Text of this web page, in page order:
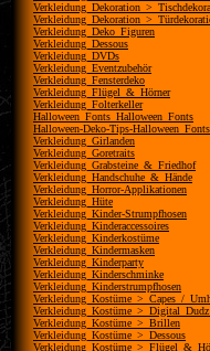
Verkleidung_Deko_Figuren
Verkleidung_Dessous
Verkleidung_DVDs
Verkleidung_Eventzubehör
Verkleidung_Fensterdeko
Verkleidung_Flügel_&_Hörner
Verkleidung_Folterkeller
Halloween_Fonts_Halloween_Fonts
Halloween-Deko-Tips-Halloween_Fonts
Verkleidung_Girlanden
Verkleidung_Goretraits
Verkleidung_Grabsteine_&_Friedhof
Verkleidung_Handschuhe_&_Hände
Verkleidung_Horror-Applikationen
Verkleidung_Hüte
Verkleidung_Kinder-Strumpfhosen
Verkleidung_Kinderaccessoires
Verkleidung_Kinderkostüme
Verkleidung_Kindermasken
Verkleidung_Kinderparty
Verkleidung_Kinderschminke
Verkleidung_Kinderstrumpfhosen
Verkleidung_Kostüme_>_Capes_/
Verkleidung_Kostüme_>_Brillen
Verkleidung_Kostüme_>_Dessous